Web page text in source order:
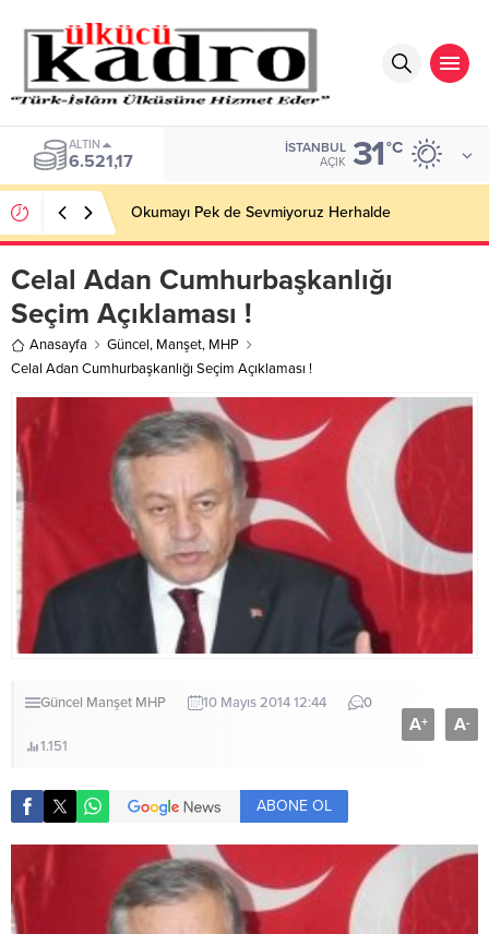
BIST
13.685,30
İSTANBUL
AÇIK 31°C
Okumayı Pek de Sevmiyoruz Herhalde
Celal Adan Cumhurbaşkanlığı
Seçim Açıklaması !
Anasayfa Güncel, Manşet, MHP
Celal Adan Cumhurbaşkanlığı Seçim Açıklaması !
Güncel Manşet MHP 10 Mayıs 2014 12:44 0
1.151
A+ A-
ABONE OL